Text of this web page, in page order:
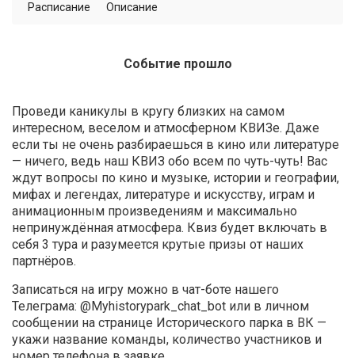
Расписание Описание
Событие прошло
Проведи каникулы в кругу близких на самом
интересном, веселом и атмосферном КВИЗе. Даже
если ты не очень разбираешься в кино или литературе
— ничего, ведь наш КВИЗ обо всем по чуть-чуть! Вас
ждут вопросы по кино и музыке, истории и географии,
мифах и легендах, литературе и искусству, играм и
анимационным произведениям и максимально
непринуждённая атмосфера. Квиз будет включать в
себя 3 тура и разумеется крутые призы от наших
партнёров.
Записаться на игру можно в чат-боте нашего
Телеграма: @Myhistorypark_chat_bot или в личном
сообщении на странице Исторического парка в ВК —
укажи название команды, количество участников и